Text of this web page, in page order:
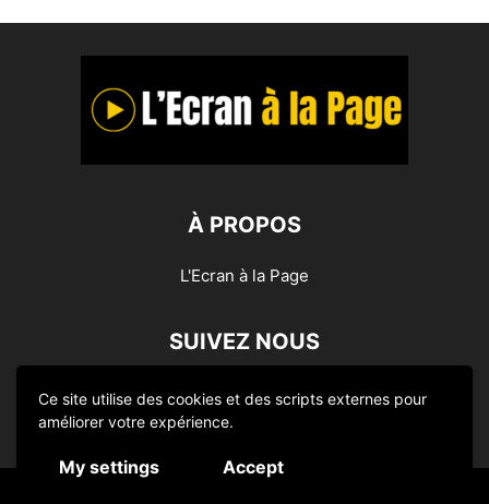
Ce site utilise des cookies et des scripts externes pour
améliorer votre expérience.
My settings Accept
À PROPOS
L'Ecran à la Page
SUIVEZ NOUS